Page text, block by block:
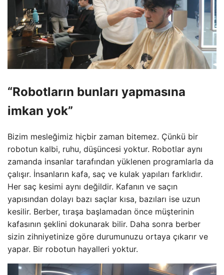
“Robotların bunları yapmasına
imkan yok”
Bizim mesleğimiz hiçbir zaman bitemez. Çünkü bir
robotun kalbi, ruhu, düşüncesi yoktur. Robotlar aynı
zamanda insanlar tarafından yüklenen programlarla da
çalışır. İnsanların kafa, saç ve kulak yapıları farklıdır.
Her saç kesimi aynı değildir. Kafanın ve saçın
yapısından dolayı bazı saçlar kısa, bazıları ise uzun
kesilir. Berber, tıraşa başlamadan önce müşterinin
kafasının şeklini dokunarak bilir. Daha sonra berber
sizin zihniyetinize göre durumunuzu ortaya çıkarır ve
yapar. Bir robotun hayalleri yoktur.